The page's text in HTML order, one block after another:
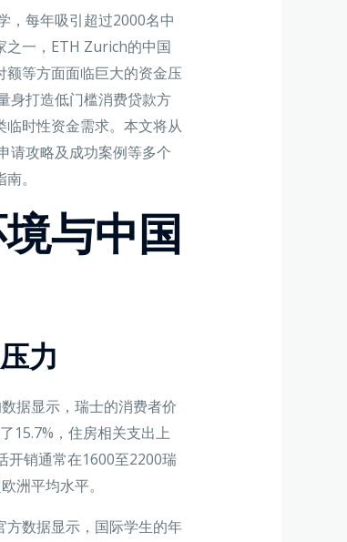
，每年吸引超过2000名中
之一，ETH Zurich的中国
等方面面临巨大的资金压
身打造低门槛消费贷款方
时性资金需求。本文将从
请攻略及成功案例等多个
。
与中国
力
据显示，瑞士的消费者价
15.7%，住房相关支出上
开销通常在1600至2200瑞
洲平均水平。
数据显示，国际学生的年